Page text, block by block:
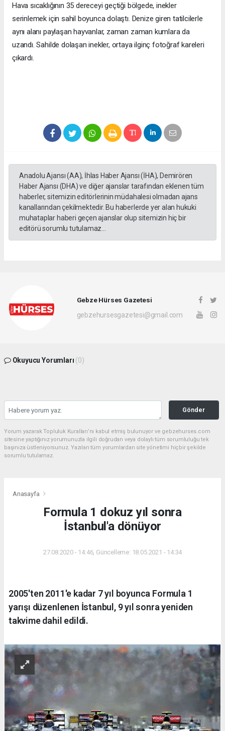
Hava sıcaklığının 35 dereceyi geçtiği bölgede, inekler
serinlemek için sahil boyunca dolaştı. Denize giren tatilcilerle
aynı alanı paylaşan hayvanlar, zaman zaman kumlara da
uzandı. Sahilde dolaşan inekler, ortaya ilginç fotoğraf kareleri
çıkardı.
Anadolu Ajansı (AA), İhlas Haber Ajansı (İHA), Demirören
Haber Ajansı (DHA) ve diğer ajanslar tarafından eklenen tüm
haberler, sitemizin editörlerinin müdahalesi olmadan ajans
kanallarından çekilmektedir. Bu haberlerde yer alan hukuki
muhataplar haberi geçen ajanslar olup sitemizin hiç bir
editörü sorumlu tutulamaz...
Gebze Hürses Gazetesi
gebzehursesgazetesi@gmail.com
Okuyucu Yorumları (0)
Gönder
Yorum yazarak Topluluk Kuralları’nı kabul etmiş bulunuyor ve gebzehurses.com
sitesine yaptığınız yorumunuzla ilgili doğrudan veya dolaylı tüm sorumluluğu tek
başınıza üstleniyorsunuz. Yazılan tüm yorumlardan site yönetimi hiçbir şekilde
sorumlu tutulamaz.
Anasayfa
Formula 1 dokuz yıl sonra
İstanbul'a dönüyor
27.08.2020 - 14:46, Güncelleme: 18.05.2021 - 14:34
2005'ten 2011'e kadar 7 yıl boyunca Formula 1
yarışı düzenlenen İstanbul, 9 yıl sonra yeniden
takvime dahil edildi.